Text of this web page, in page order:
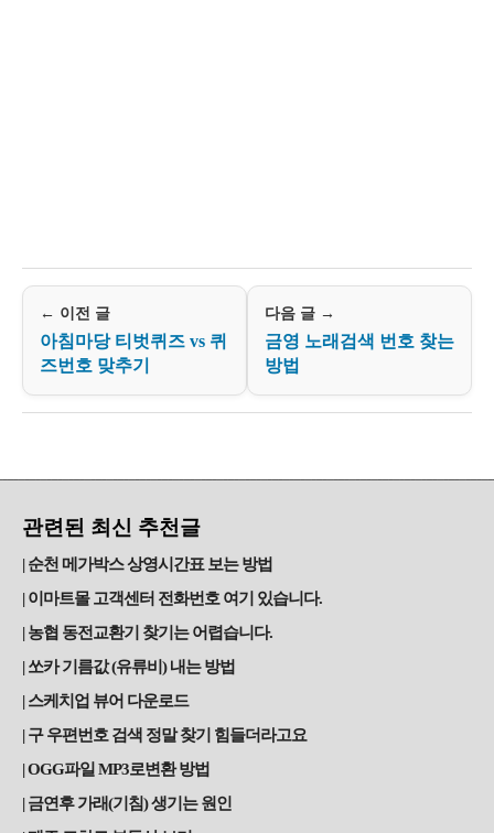
← 이전 글
아침마당 티벗퀴즈 vs 퀴
즈번호 맞추기
다음 글 →
금영 노래검색 번호 찾는
방법
관련된 최신 추천글
순천 메가박스 상영시간표 보는 방법
이마트몰 고객센터 전화번호 여기 있습니다.
농협 동전교환기 찾기는 어렵습니다.
쏘카 기름값 (유류비) 내는 방법
스케치업 뷰어 다운로드
구 우편번호 검색 정말 찾기 힘들더라고요
OGG파일 MP3로변환 방법
금연후 가래(기침) 생기는 원인